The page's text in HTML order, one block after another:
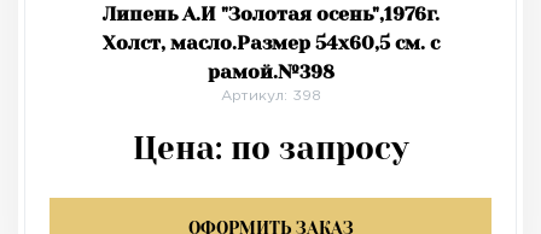
Липень А.И "Золотая осень",1976г.
Холст, масло.Размер 54х60,5 см. с
рамой.№398
Артикул: 398
Цена: по запросу
ОФОРМИТЬ ЗАКАЗ